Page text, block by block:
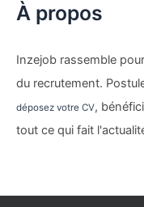
À propos
Inzejob rassemble
du recrutement.
déposez votre CV,
tout ce qui fait